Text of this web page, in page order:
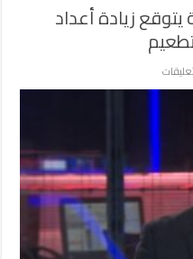
زيادة أعداد
عضو
يتوقع
زيادة
أعداد
السياح